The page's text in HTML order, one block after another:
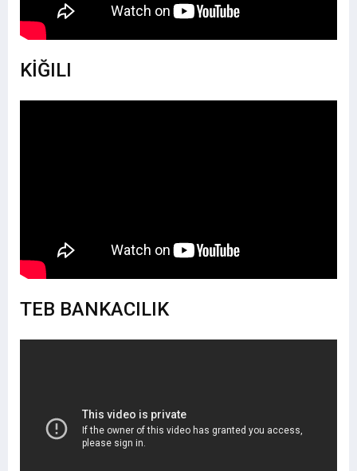
KİĞILI
TEB BANKACILIK